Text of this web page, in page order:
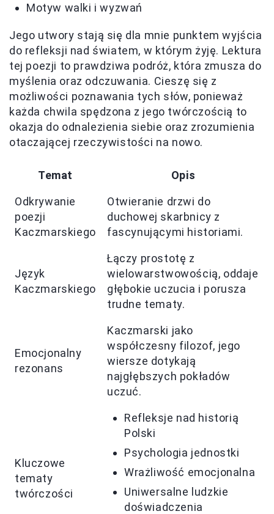
Motyw walki i wyzwań
Jego utwory stają się dla mnie punktem wyjścia
do refleksji nad światem, w którym żyję. Lektura
tej poezji to prawdziwa podróż, która zmusza do
myślenia oraz odczuwania. Cieszę się z
możliwości poznawania tych słów, ponieważ
każda chwila spędzona z jego twórczością to
okazja do odnalezienia siebie oraz zrozumienia
otaczającej rzeczywistości na nowo.
Temat Opis
Odkrywanie
poezji
Kaczmarskiego
Otwieranie drzwi do
duchowej skarbnicy z
fascynującymi historiami.
Język
Kaczmarskiego
Łączy prostotę z
wielowarstwowością, oddaje
głębokie uczucia i porusza
trudne tematy.
Emocjonalny
rezonans
Kaczmarski jako
współczesny filozof, jego
wiersze dotykają
najgłębszych pokładów
uczuć.
Kluczowe
tematy
twórczości
Refleksje nad historią
Polski
Psychologia jednostki
Wrażliwość emocjonalna
Uniwersalne ludzkie
doświadczenia